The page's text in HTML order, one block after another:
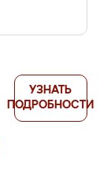
УЗНАТЬ
ПОДРОБНОСТИ